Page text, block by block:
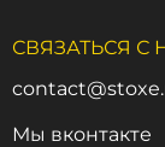
СВЯЗАТЬСЯ С
Мы вконтакте